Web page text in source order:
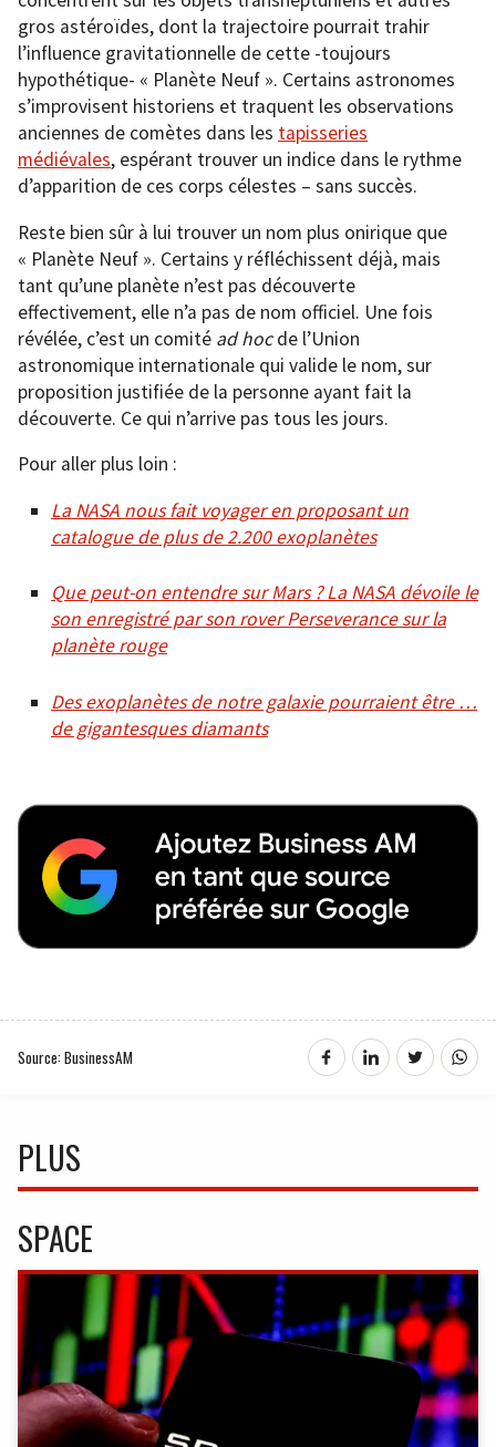
gros astéroïdes, dont la trajectoire pourrait trahir
l’influence gravitationnelle de cette -toujours
hypothétique- « Planète Neuf ». Certains astronomes
s’improvisent historiens et traquent les observations
anciennes de comètes dans les tapisseries
médiévales, espérant trouver un indice dans le rythme
d’apparition de ces corps célestes – sans succès.
Reste bien sûr à lui trouver un nom plus onirique que
« Planète Neuf ». Certains y réfléchissent déjà, mais
tant qu’une planète n’est pas découverte
effectivement, elle n’a pas de nom officiel. Une fois
révélée, c’est un comité ad hocde l’Union
astronomique internationale qui valide le nom, sur
proposition justifiée de la personne ayant fait la
découverte. Ce qui n’arrive pas tous les jours.
Pour aller plus loin :
La NASA nous fait voyager en proposant un
catalogue de plus de 2.200 exoplanètes
Que peut-on entendre sur Mars ? La NASA dévoile le
son enregistré par son rover Perseverance sur la
planète rouge
Des exoplanètes de notre galaxie pourraient être …
de gigantesques diamants
Source: BusinessAM
PLUS
SPACE